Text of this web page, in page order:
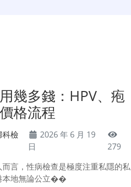
幾多錢：HPV、疱
格流程
科檢
2026 年 6 月 19
日
279
言，性病檢查是極度注重私隱的私
本地無論公立��